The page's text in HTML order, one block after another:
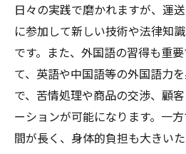
日々の実践で磨かれますが、運
に参加して新しい技術や法律知
です。また、外国語の習得も重
て、英語や中国語等の外国語力
で、苦情処理や商品の交渉、顧
ーションが可能になります。一
間が長く、身体的負担も大きい